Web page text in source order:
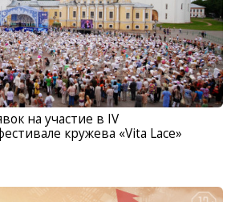
на участие в IV
кружева «Vita Lace»